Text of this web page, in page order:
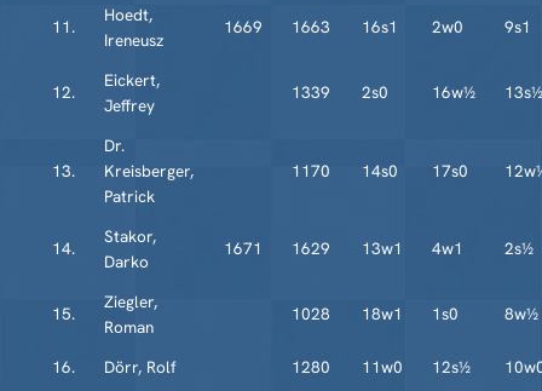
11.
Hoedt,
Ireneusz
1669 1663 16s1 2w0 9s1
12.
Eickert,
Jeffrey
1339 2s0 16w½ 13s½
13.
Dr.
Kreisberger,
Patrick
1170 14s0 17s0
14.
Stakor,
Darko
1671 1629 13w1 4w1 2s½
15.
Ziegler,
Roman
1028 18w1 1s0 8w½
16. Dörr, Rolf 1280 11w0 12s½